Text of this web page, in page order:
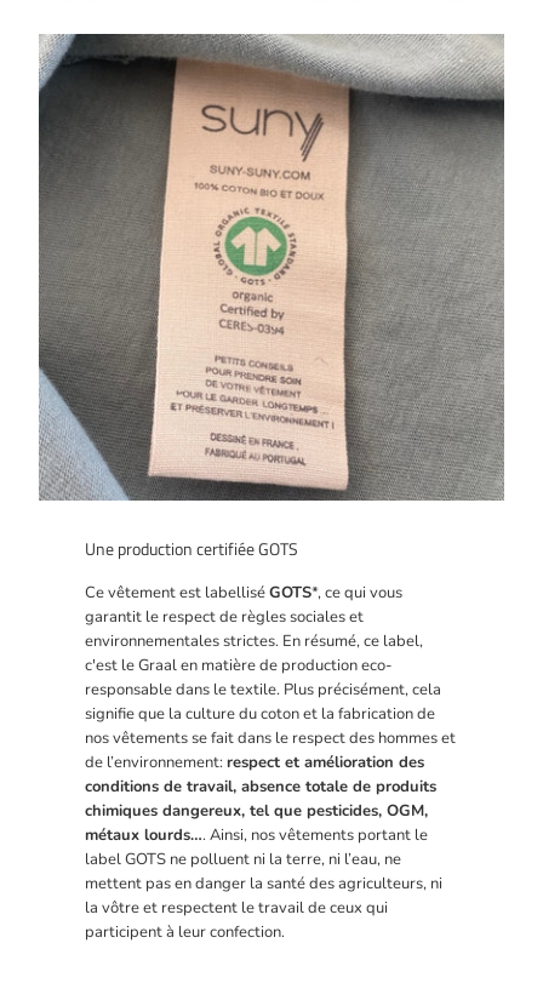
Une production certifiée GOTS
Ce vêtement est labelliséGOTS*, ce qui vous
garantit le respect de règles sociales et
environnementales strictes. En résumé, ce label,
c'est le Graal en matière de production eco-
responsable dans le textile. Plus précisément, cela
signifie que la culture du coton et la fabrication de
nos vêtements se fait dans le respect des hommes et
de l’environnement:respect et amélioration des
conditions de travail, absence totale de produits
chimiques dangereux, tel que pesticides, OGM,
métaux lourds…. Ainsi, nos vêtements portant le
label GOTS ne polluent ni la terre, ni l’eau, ne
mettent pas en danger la santé des agriculteurs, ni
la vôtre et respectent le travail de ceux qui
participent à leur confection.